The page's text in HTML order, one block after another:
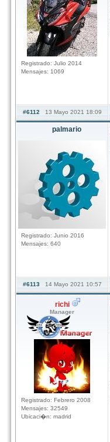
Registrado: Julio 2014
Mensajes: 1069
#6112 13 Mayo 2021 18:09
palmario
Registrado: Junio 2016
Mensajes: 640
#6113 14 Mayo 2021 10:57
richi
Manager
Registrado: Febrero 2008
Mensajes: 32549
Ubicaci�n: madrid